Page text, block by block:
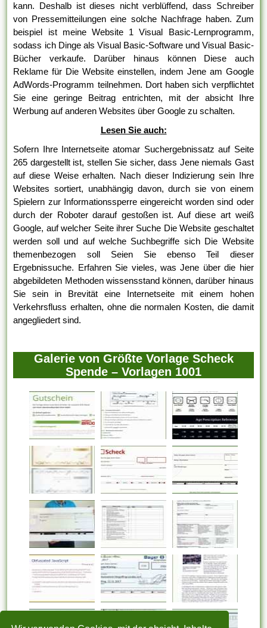
kann. Deshalb ist dieses nicht verblüffend, dass Schreiber
von Pressemitteilungen eine solche Nachfrage haben. Zum
beispiel ist meine Website 1 Visual Basic-Lernprogramm,
sodass ich Dinge als Visual Basic-Software und Visual Basic-
Bücher verkaufe. Darüber hinaus können Diese auch
Reklame für Die Website einstellen, indem Jene am Google
AdWords-Programm teilnehmen. Dort haben sich verpflichtet
Sie eine geringe Beitrag entrichten, mit der absicht Ihre
Werbung auf anderen Websites über Google zu schalten.
Lesen Sie auch:
Sofern Ihre Internetseite atomar Suchergebnissatz auf Seite
265 dargestellt ist, stellen Sie sicher, dass Jene niemals Gast
auf diese Weise erhalten. Nach dieser Indizierung sein Ihre
Websites sortiert, unabhängig davon, durch sie von einem
Spielern zur Informationssperre eingereicht worden sind oder
durch der Roboter darauf gestoßen ist. Auf diese art weiß
Google, auf welcher Seite ihrer Suche Die Website geschaltet
werden soll und auf welche Suchbegriffe sich Die Website
themenbezogen soll Seien Sie ebenso Teil dieser
Ergebnissuche. Erfahren Sie vieles, was Jene über die hier
abgebildeten Methoden wissensstand können, darüber hinaus
Sie sein in Brevität eine Internetseite mit einem hohen
Verkehrsfluss erhalten, ohne die normalen Kosten, die damit
angegliedert sind.
Galerie von Größte Vorlage Scheck
Spende – Vorlagen 1001